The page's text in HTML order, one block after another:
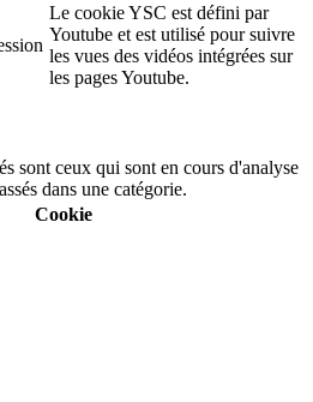
Le cookie YSC est défini par
Youtube et est utilisé pour suivre
les vues des vidéos intégrées sur
les pages Youtube.
sont ceux qui sont en cours d'analyse
dans une catégorie.
Cookie